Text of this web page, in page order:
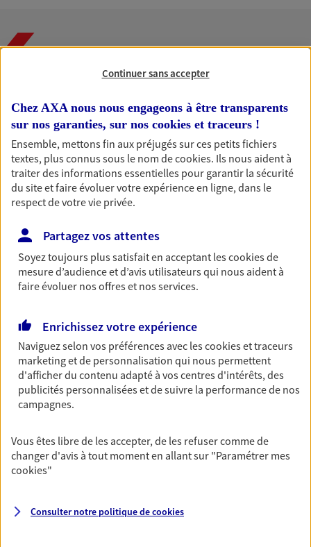
Accompagner les
professionnels et les
entreprises
Comme vous, nous sommes des indépendants. Nous
bâtissons ensemble des solutions cohérentes pour
protéger votre activité, vos collaborateurs... mais aussi
vous-même et votre famille.
Accompagner vos projets de
Achat immobilier, installation, départ à la retraite…
Autant de moments de vie qui nécessitent des solutions
d'assurance et d'épargne. Recevez un conseil d'expert
cohérent avec vos besoins
Vous aider à constituer une
épargne
De nombreuses solutions s'offrent à vous pour faire
fructifier votre épargne. Laquelle correspond à vos
Continuer sans accepter
Chez AXA nous nous engageons à être transparents
sur nos garanties, sur nos cookies et traceurs !
Ensemble, mettons fin aux préjugés sur ces petits fichiers
textes, plus connus sous le nom decookies. Ils nous aident à
traiter des informations essentielles pour garantir la sécurité
du site et faire évoluer votre expérience en ligne, dans le
respect de votre vie privée.
Partagez vos attentes
Soyez toujours plus satisfait en acceptant lescookiesde
mesure d’audience et d’avis utilisateurs qui nous aident à
faire évoluer nos offres et nos services.
Enrichissez votre expérience
Naviguez selon vos préférences avec lescookies et traceurs
marketing et de personnalisation qui nous permettent
d'afficher du contenu adapté à vos centres d'intérêts, des
publicités personnalisées et de suivre la performance de nos
campagnes.
Vous êtes libre de les accepter, de les refuser comme de
changer d'avis à tout moment en allant sur "Paramétrer mes
cookies"
Consulter notre politique decookies